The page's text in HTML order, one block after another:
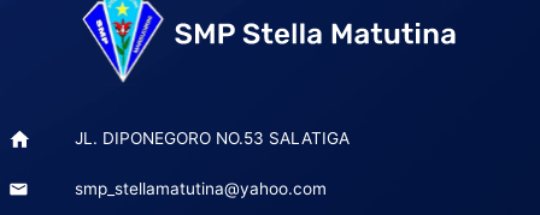
JL. DIPONEGORO NO.53 SALATIGA
smp_stellamatutina@yahoo.com